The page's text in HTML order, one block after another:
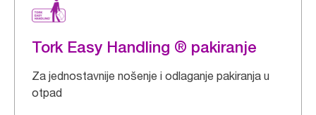
Tork Easy Handling ® pakiranje
Za jednostavnije nošenje i odlaganje pakiranja u
otpad